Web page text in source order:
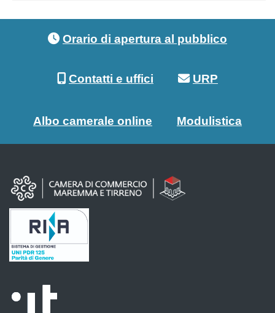
Orario di apertura al pubblico
Contatti e uffici URP
Albo camerale online Modulistica